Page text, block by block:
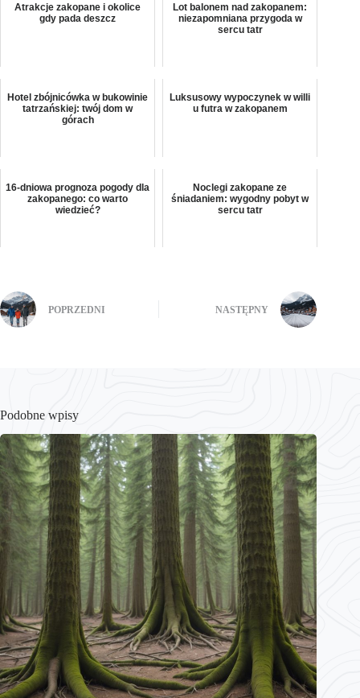
Atrakcje zakopane i okolice
gdy pada deszcz
Lot balonem nad zakopanem:
niezapomniana przygoda w
sercu tatr
Hotel zbójnicówka w bukowinie
tatrzańskiej: twój dom w
górach
Luksusowy wypoczynek w willi
u futra w zakopanem
16-dniowa prognoza pogody dla
zakopanego: co warto
wiedzieć?
Noclegi zakopane ze
śniadaniem: wygodny pobyt w
sercu tatr
POPRZEDNI NASTĘPNY
Podobne wpisy